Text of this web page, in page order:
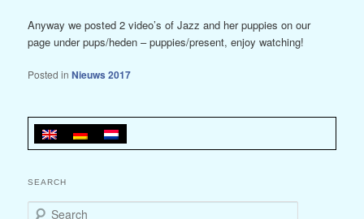
Anyway we posted 2 video’s of Jazz and her puppies on our
page under pups/heden – puppies/present, enjoy watching!
Posted in Nieuws 2017
SEARCH
Search